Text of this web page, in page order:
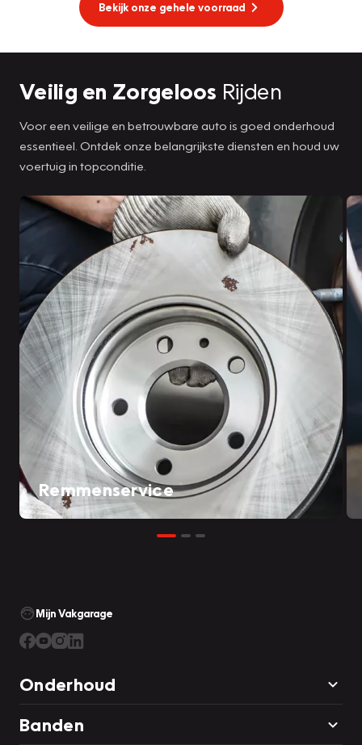
Bekijk onze gehele voorraad
Veilig en Zorgeloos Rijden
Voor een veilige en betrouwbare auto is goed onderhoud
essentieel. Ontdek onze belangrijkste diensten en houd uw
voertuig in topconditie.
Remmenservice
Mijn Vakgarage
Onderhoud
Banden